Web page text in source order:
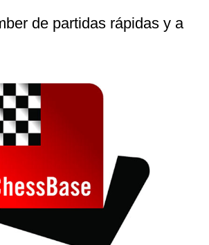
de partidas rápidas y a